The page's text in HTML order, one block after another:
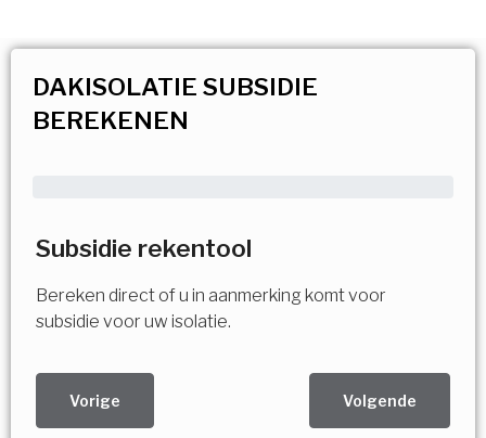
DAKISOLATIE SUBSIDIE
BEREKENEN
Subsidie rekentool
Bereken direct of u in aanmerking komt voor
subsidie voor uw isolatie.
Vorige Volgende